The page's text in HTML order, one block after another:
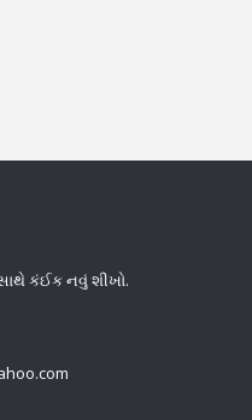
કંઈક નવું શીખો.